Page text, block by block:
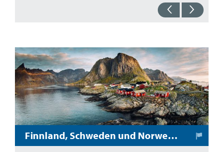
Finnland, Schweden und Norwegen